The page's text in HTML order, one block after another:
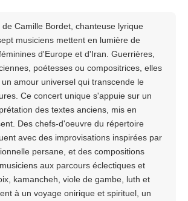
de Camille Bordet, chanteuse lyrique
musiciens mettent en lumière de
d'Europe et d'Iran. Guerrières,
poétesses ou compositrices, elles
amour universel qui transcende le
Ce concert unique s'appuie sur un
des textes anciens, mis en
Des chefs-d'oeuvre du répertoire
avec des improvisations inspirées par
persane, et des compositions
aux parcours éclectiques et
kamancheh, viole de gambe, luth et
à un voyage onirique et spirituel, un